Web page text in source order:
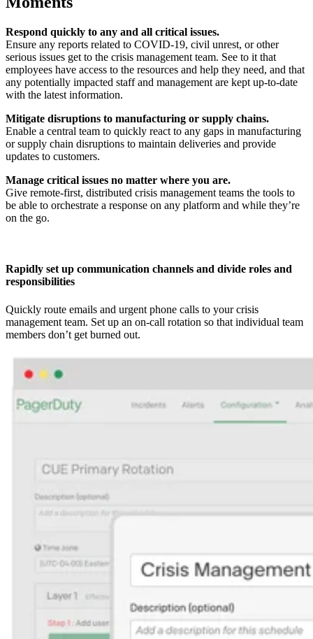
Respond quickly to any and all critical issues.
Ensure any reports related to COVID-19, civil unrest, or other
serious issues get to the crisis management team. See to it that
employees have access to the resources and help they need, and that
any potentially impacted staff and management are kept up-to-date
with the latest information.
Mitigate disruptions to manufacturing or supply chains.
Enable a central team to quickly react to any gaps in manufacturing
or supply chain disruptions to maintain deliveries and provide
updates to customers.
Manage critical issues no matter where you are.
Give remote-first, distributed crisis management teams the tools to
be able to orchestrate a response on any platform and while they’re
on the go.
Rapidly set up communication channels and divide roles and
responsibilities
Quickly route emails and urgent phone calls to your crisis
management team. Set up an on-call rotation so that individual team
members don’t get burned out.